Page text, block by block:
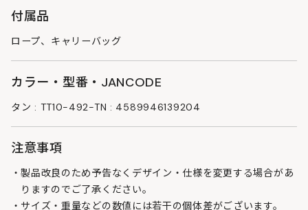
付属品
ロープ、キャリーバッグ
カラー・型番・JANCODE
タン : TT10-492-TN : 4589946139204
注意事項
製品改良のため予告なくデザイン・仕様を変更する場合があ
りますのでご了承ください。
サイズ・重量などの数値には若干の個体差がございます。